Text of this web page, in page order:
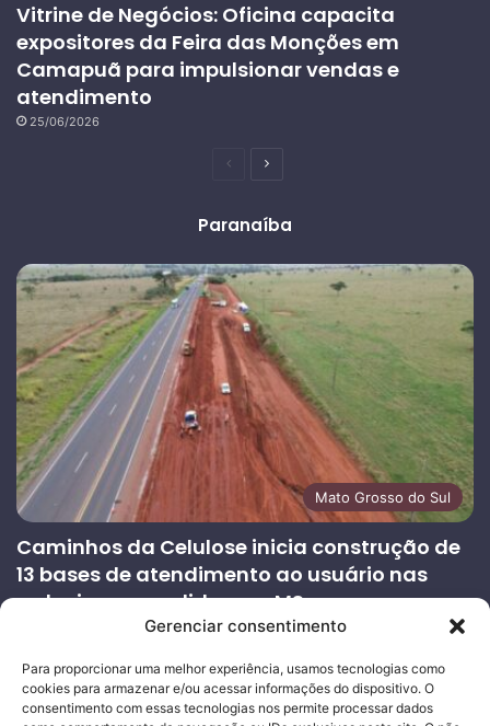
Gerenciar consentimento
Para proporcionar uma melhor experiência, usamos tecnologias como
cookies para armazenar e/ou acessar informações do dispositivo. O
consentimento com essas tecnologias nos permite processar dados
Vitrine de Negócios: Oficina capacita
expositores da Feira das Monções em
Camapuã para impulsionar vendas e
atendimento
25/06/2026
PáginaPróxima
Paranaíba
Mato Grosso do Sul
Caminhos da Celulose inicia construção de
13 bases de atendimento ao usuário nas
rodovias concedidas em MS
Página
anterior
Próxima
página